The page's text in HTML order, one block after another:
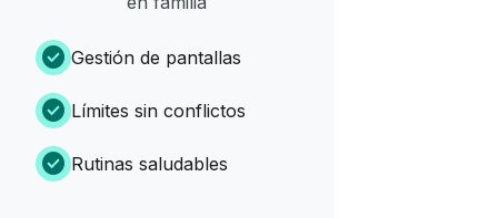
check_circle Gestión de pantallas
check_circle Límites sin conflictos
check_circle Rutinas saludables